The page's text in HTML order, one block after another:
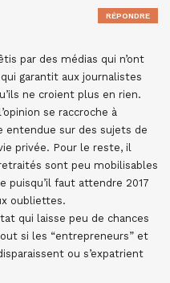
par des médias qui n’ont
garantit aux journalistes
ne croient plus en rien.
se raccroche à
entendue sur des sujets de
privée. Pour le reste, il
sont peu mobilisables
puisqu’il faut attendre 2017
oubliettes.
qui laisse peu de chances
si les “entrepreneurs” et
ou s’expatrient
RÉPONDRE